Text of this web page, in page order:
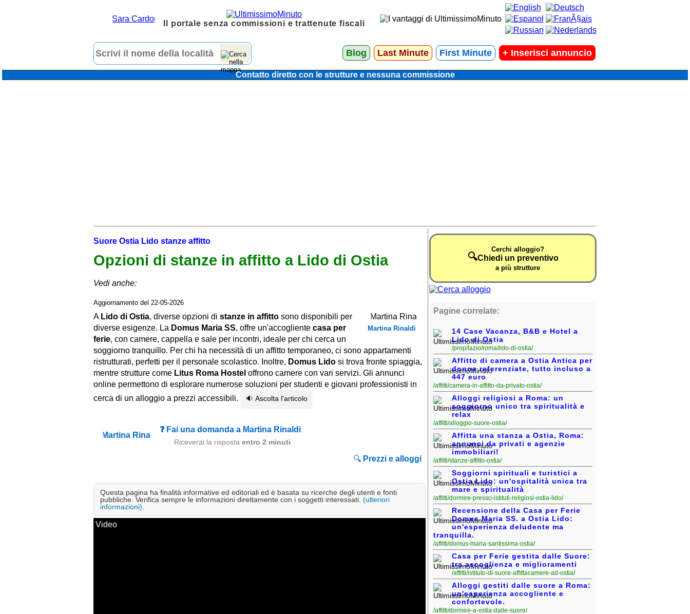
Il portale senza commissioni e trattenute fiscali
Blog Last Minute First Minute + Inserisci annuncio
Contatto diretto con le strutture e nessuna commissione
Suore Ostia Lido stanze affitto
Opzioni di stanze in affitto a Lido di Ostia
Vedi anche:
Aggiornamento del 22-05-2026
Martina Rinaldi
A Lido di Ostia, diverse opzioni di stanze in affitto sono disponibili per
diverse esigenze. La Domus Maria SS. offre un'accogliente casa per
ferie, con camere, cappella e sale per incontri, ideale per chi cerca un
soggiorno tranquillo. Per chi ha necessità di un affitto temporaneo, ci sono appartamenti
ristrutturati, perfetti per il personale scolastico. Inoltre, Domus Lido si trova fronte spiaggia,
mentre strutture come Litus Roma Hostel offrono camere con vari servizi. Gli annunci
online permettono di esplorare numerose soluzioni per studenti e giovani professionisti in
cerca di un alloggio a prezzi accessibili.
🔉 Ascolta l'articolo
❓ Fai una domanda a Martina Rinaldi
Riceverai la risposta entro 2 minuti
🔍 Prezzi e alloggi
Questa pagina ha finalità informative ed editoriali ed è basata su ricerche degli utenti e fonti
pubbliche. Verifica sempre le informazioni direttamente con i soggetti interessati. (ulteriori
informazioni)
Video
🔍
Cerchi alloggio?
Chiedi un preventivo
a più strutture
Pagine correlate:
14 Case Vacanza, B&B e Hotel a
Lido di Ostia
/prop/lazio/roma/lido-di-ostia/
Affitto di camera a Ostia Antica per
donne referenziate, tutto incluso a
447 euro
/affitti/camera-in-affitto-da-privato-ostia/
Alloggi religiosi a Roma: un
soggiorno unico tra spiritualità e
relax
/affitti/alloggio-suore-ostia/
Affitta una stanza a Ostia, Roma:
annunci da privati e agenzie
immobiliari!
/affitti/stanze-affitto-ostia/
Soggiorni spirituali e turistici a
Ostia Lido: un'ospitalità unica tra
mare e spiritualità
/affitti/dormire-presso-istituti-religiosi-ostia-lido/
Recensione della Casa per Ferie
Domus Maria SS. a Ostia Lido:
un'esperienza deludente ma
tranquilla.
/affitti/domus-maria-santissima-ostia/
Casa per Ferie gestita dalle Suore:
tra accoglienza e miglioramenti
/affitti/istituto-di-suore-affittacamere-ad-ostia/
Alloggi gestiti dalle suore a Roma:
un'esperienza accogliente e
confortevole.
/affitti/dormire-a-ostia-dalle-suore/